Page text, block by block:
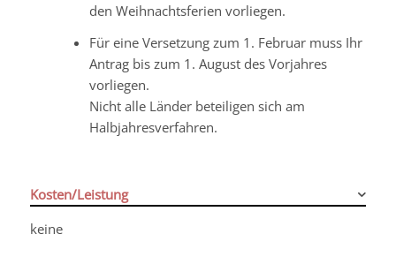
den Weihnachtsferien vorliegen.
Für eine Versetzung zum 1. Februar muss Ihr
Antrag bis zum 1. August des Vorjahres
vorliegen.
Nicht alle Länder beteiligen sich am
Halbjahresverfahren.
Kosten/Leistung
keine